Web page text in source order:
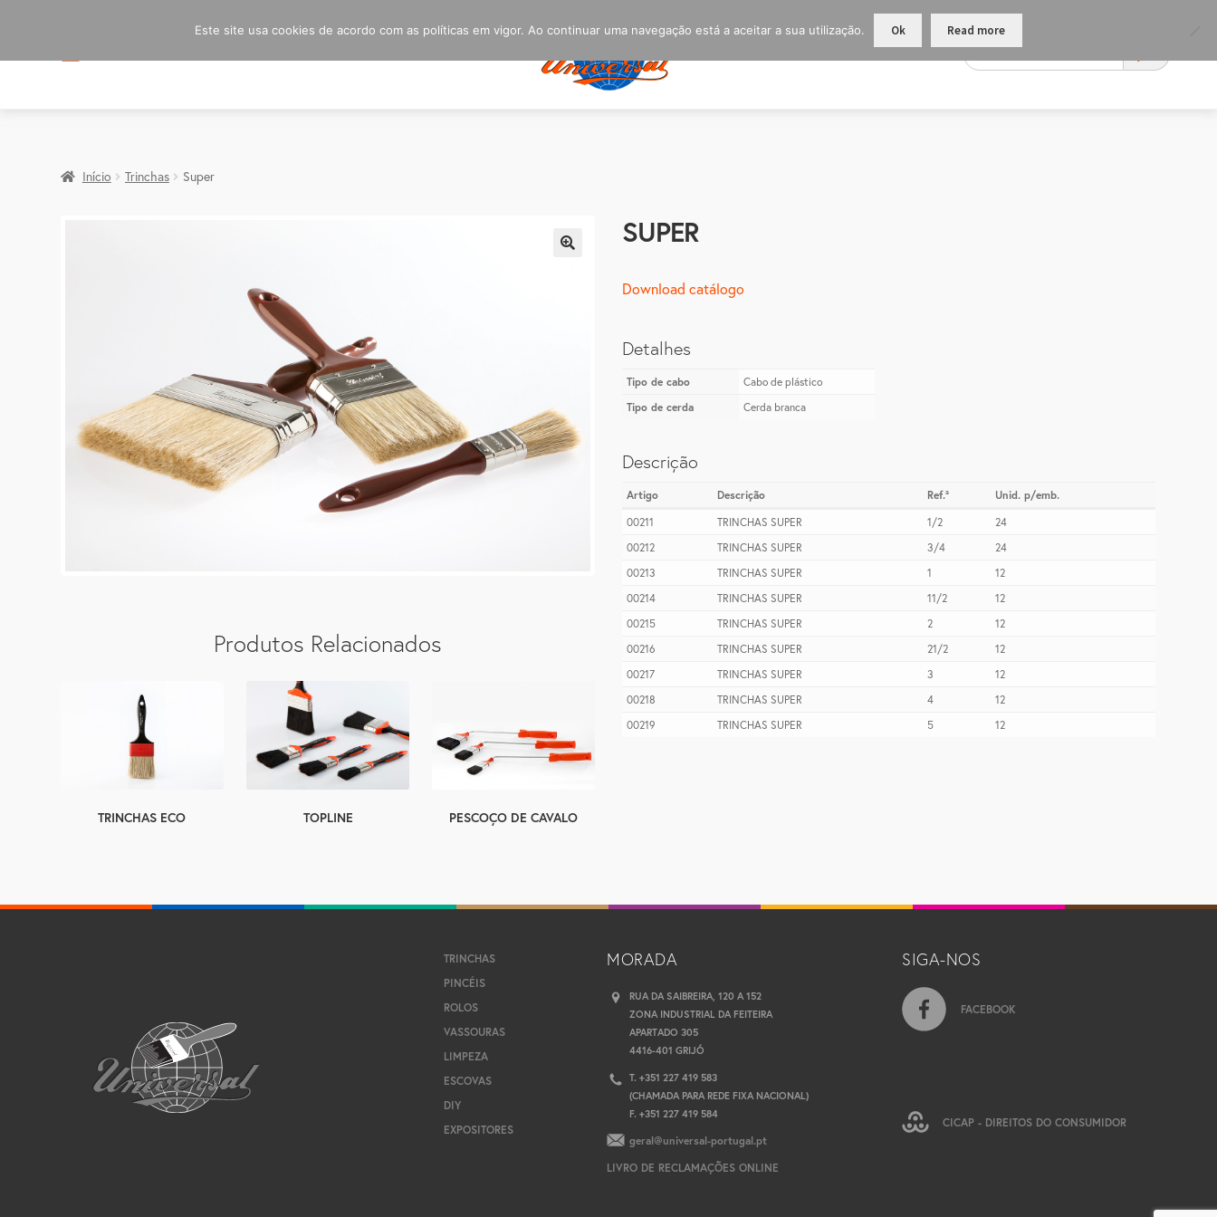
Início Trinchas Super
Produtos Relacionados
TRINCHAS ECO TOPLINE PESCOÇO DE CAVALO
SUPER
Download catálogo
Detalhes
Tipo de cabo
Cabo de plástico
Tipo de cerda
Cerda branca
Descrição
Artigo Descrição Ref.ª
Unid. p/emb.
00211
TRINCHAS SUPER 1/2
24
00212
TRINCHAS SUPER 3/4
24
00213
TRINCHAS SUPER 1
12
00214
TRINCHAS SUPER 11/2
12
00215
TRINCHAS SUPER 2
12
00216
TRINCHAS SUPER 21/2
12
00217
TRINCHAS SUPER 3
12
00218
TRINCHAS SUPER 4
12
00219
TRINCHAS SUPER 5 12
TRINCHAS
PINCÉIS
ROLOS
VASSOURAS
LIMPEZA
ESCOVAS
DIY
EXPOSITORES
MORADA
RUA DA SAIBREIRA, 120 A 152
ZONA INDUSTRIAL DA FEITEIRA
APARTADO 305
4416-401 GRIJÓ
T. +351 227 419 583
(CHAMADA PARA REDE FIXA NACIONAL)
F. +351 227 419 584
geral@universal-portugal.pt
LIVRO DE RECLAMAÇÕES ONLINE
SIGA-NOS
FACEBOOK
CICAP - DIREITOS DO CONSUMIDOR
Este site usa cookies de acordo com as políticas em vigor. Ao continuar uma navegação está a aceitar a sua utilização. Ok Read more